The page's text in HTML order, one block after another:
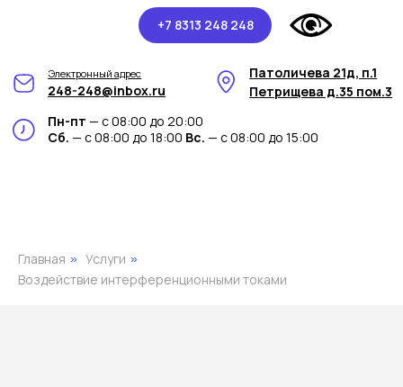
+7 8313 248 248
Пн-пт — с 08:00 до 20:00
Сб.— с 08:00 до 18:00Вс.— с 08:00 до 15:00
Главная » Услуги »
Воздействие интерференционными токами